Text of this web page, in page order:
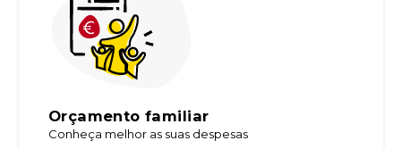
Orçamento familiar
Conheça melhor as suas despesas